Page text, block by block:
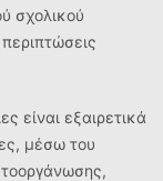
σχολικού
είναι εξαιρετικά
μέσω του